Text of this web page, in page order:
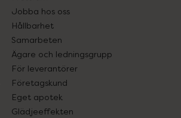
Jobba hos oss
Hållbarhet
Samarbeten
Ägare och ledningsgrupp
För leverantörer
Företagskund
Eget apotek
Glädjeeffekten